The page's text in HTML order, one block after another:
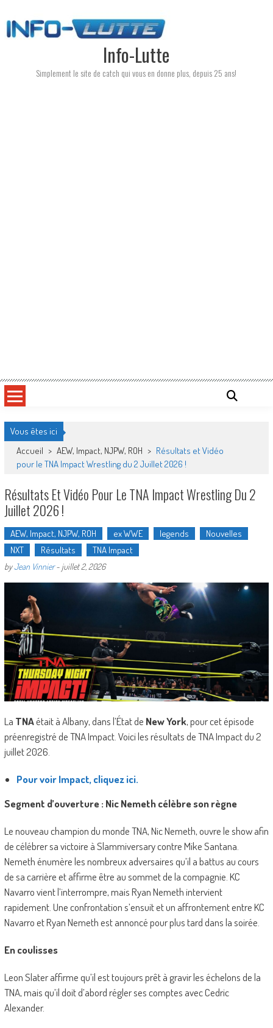
to
content
Info-Lutte
Simplement le site de catch qui vous en donne plus, depuis 25 ans!
Vous êtes ici
Accueil > AEW, Impact, NJPW, ROH > Résultats et Vidéo
pour le TNA Impact Wrestling du 2 Juillet 2026 !
Résultats Et Vidéo Pour Le TNA Impact Wrestling Du 2
Juillet 2026 !
AEW, Impact, NJPW, ROH ex WWE legends
Nouvelles
NXT
Résultats TNA Impact
byJean Vinnier- juillet 2, 2026
La TNAétait à Albany, dans l’État de New York, pour cet épisode
préenregistré de TNA Impact. Voici les résultats de TNA Impact du 2
juillet 2026.
Pour voir Impact, cliquez ici.
Segment d’ouverture : Nic Nemeth célèbre son règne
Le nouveau champion du monde TNA, Nic Nemeth, ouvre le show afin
de célébrer sa victoire à Slammiversary contre Mike Santana.
Nemeth énumère les nombreux adversaires qu’il a battus au cours
de sa carrière et affirme être au sommet de la compagnie. KC
Navarro vient l’interrompre, mais Ryan Nemeth intervient
rapidement. Une confrontation s’ensuit et un affrontement entre KC
Navarro et Ryan Nemeth est annoncé pour plus tard dans la soirée.
En coulisses
Leon Slater affirme qu’il est toujours prêt à gravir les échelons de la
TNA, mais qu’il doit d’abord régler ses comptes avec Cedric
Alexander.